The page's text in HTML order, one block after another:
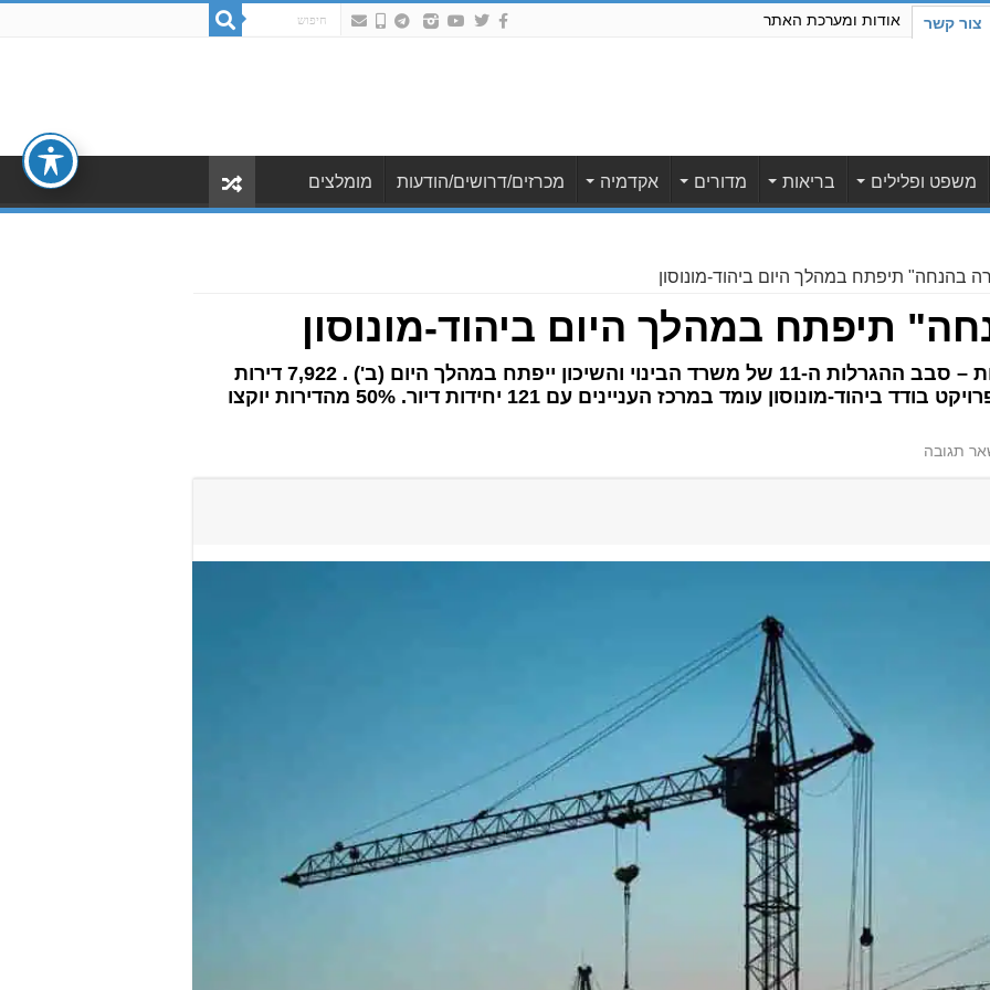
צור קשר אודות ומערכת האתר
משפט ופלילים בריאות מדורים אקדמיה מכרזים/דרושים/הודעות מומלצים
בהנחה" תיפתח במהלך היום ביהוד-מונוסון
תיפתח במהלך היום ביהוד-מונוסון
לאחר חודש של דחיות חוזרות ונשנות – סבב ההגרלות ה-11 של משרד הבינוי והשיכון ייפתח במהלך היום (ב') . 7,922 דירות
ב־19 יישובים ברחבי הארץ בינהם פרויקט בודד ביהוד-מונוסון עומד במרכז העניינים עם 121 יחידות דיור. 50% מהדירות יוקצו
תגובה